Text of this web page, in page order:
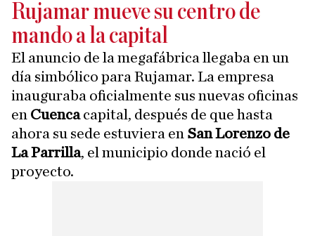
Rujamar mueve su centro de
mando a la capital
El anuncio de la megafábrica llegaba en un
día simbólico para Rujamar. La empresa
inauguraba oficialmente sus nuevas oficinas
en Cuencacapital, después de que hasta
ahora su sede estuviera en San Lorenzo de
La Parrilla, el municipio donde nació el
proyecto.